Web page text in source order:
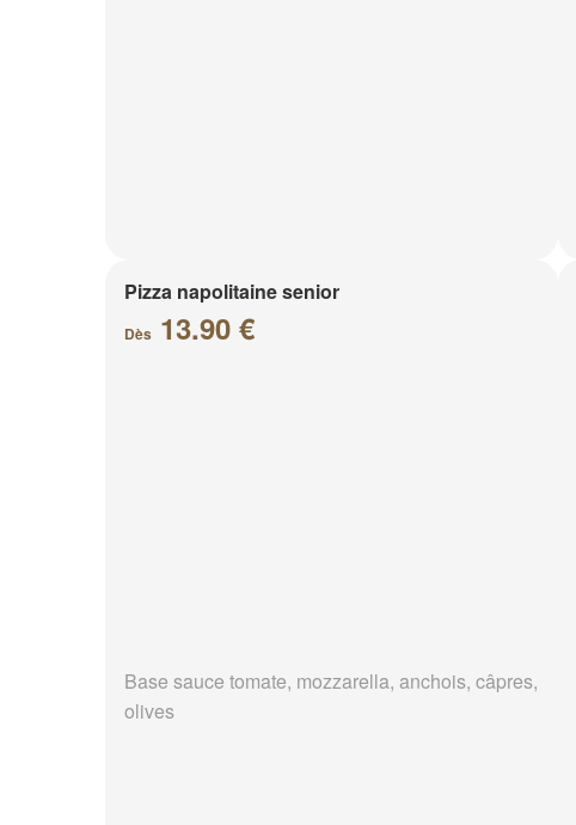
Pizza napolitaine senior
Dès 13.90 €
Base sauce tomate, mozzarella, anchois, câpres,
olives